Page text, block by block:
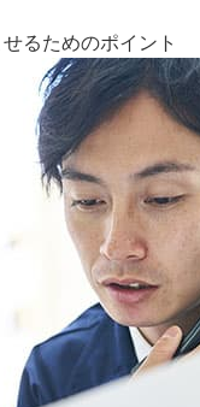
るためのポイント